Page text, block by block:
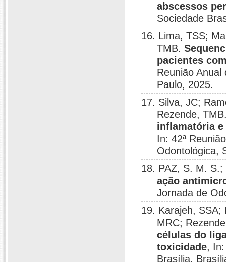
abscessos
Sociedade
16. Lima, TSS;
TMB.
pacientes
Reunião
Paulo, 2025.
17. Silva, JC;
Rezende,
inflamatória
In: 42ª
Odontológica,
18. PAZ, S. M.
ação
Jornada de
19. Karajeh, SSA;
MRC;
células do
toxicidade,
Brasília,